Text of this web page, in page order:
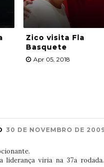
Zico visita Fla
Basquete
Apr 05, 2018
30 DE NOVEMBRO DE
liderança viria na 37a